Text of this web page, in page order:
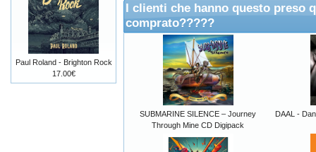
I clienti che hanno questo preso
comprato?????
SUBMARINE SILENCE – Journey
Through Mine CD Digipack
DAAL -
Paul Roland - Brighton Rock
17.00€